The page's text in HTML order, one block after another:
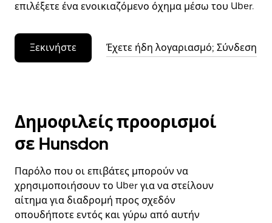
επιλέξετε ένα ενοικιαζόμενο όχημα μέσω του Uber.
Ξεκινήστε Έχετε ήδη λογαριασμό; Σύνδεση
Δημοφιλείς προορισμοί
σε Hunsdon
Παρόλο που οι επιβάτες μπορούν να
χρησιμοποιήσουν το Uber για να στείλουν
αίτημα για διαδρομή προς σχεδόν
οπουδήποτε εντός και γύρω από αυτήν